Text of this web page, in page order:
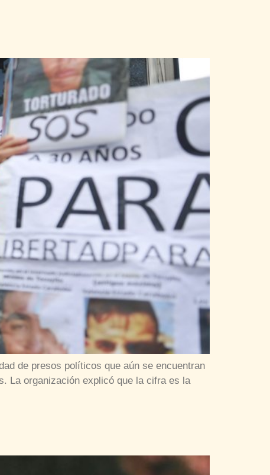
de presos políticos que aún se encuentran
La organización explicó que la cifra es la